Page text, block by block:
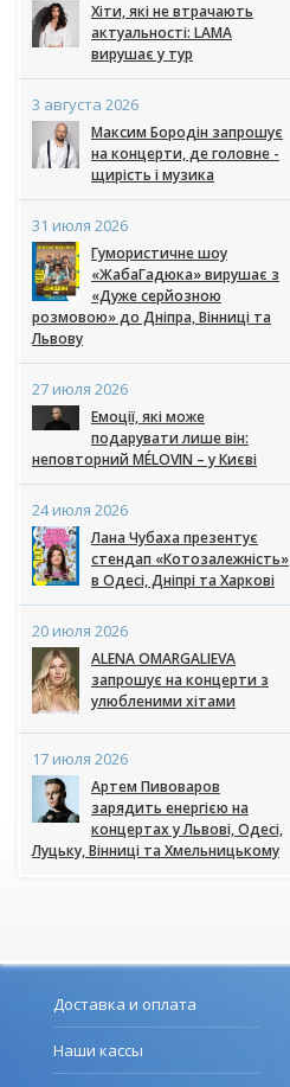
Хіти, які не втрачають
актуальності: LAMA
вирушає у тур
3 августа 2026
Максим Бородін запрошує
на концерти, де головне -
щирість і музика
31 июля 2026
Гумористичне шоу
«ЖабаГадюка» вирушає з
«Дуже серйозною
розмовою» до Дніпра, Вінниці та
Львову
27 июля 2026
Емоції, які може
подарувати лише він:
неповторний MÉLOVIN – у Києві
24 июля 2026
Лана Чубаха презентує
стендап «Котозалежність»
в Одесі, Дніпрі та Харкові
20 июля 2026
ALENA OMARGALIEVA
запрошує на концерти з
улюбленими хітами
17 июля 2026
Артем Пивоваров
зарядить енергією на
концертах у Львові, Одесі,
Луцьку, Вінниці та Хмельницькому
Доставка и оплата
Наши кассы